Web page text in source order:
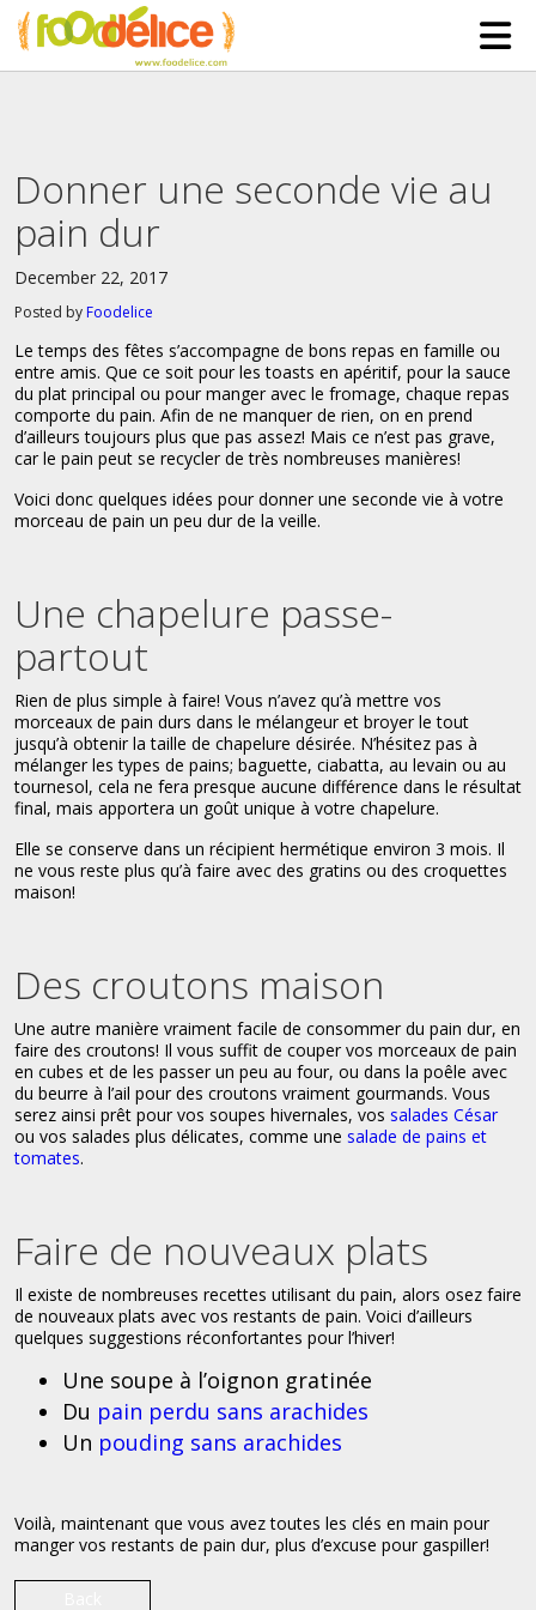
SERVICES
CONTACT
Donner une seconde vie au
pain dur
December 22, 2017
Posted by Foodelice
Le temps des fêtes s’accompagne de bons repas en famille ou
entre amis. Que ce soit pour les toasts en apéritif, pour la sauce
du plat principal ou pour manger avec le fromage, chaque repas
comporte du pain. Afin de ne manquer de rien, on en prend
d’ailleurs toujours plus que pas assez! Mais ce n’est pas grave,
car le pain peut se recycler de très nombreuses manières!
Voici donc quelques idées pour donner une seconde vie à votre
morceau de pain un peu dur de la veille.
Une chapelure passe-
partout
Rien de plus simple à faire! Vous n’avez qu’à mettre vos
morceaux de pain durs dans le mélangeur et broyer le tout
jusqu’à obtenir la taille de chapelure désirée. N’hésitez pas à
mélanger les types de pains; baguette, ciabatta, au levain ou au
tournesol, cela ne fera presque aucune différence dans le résultat
final, mais apportera un goût unique à votre chapelure.
Elle se conserve dans un récipient hermétique environ 3 mois. Il
ne vous reste plus qu’à faire avec des gratins ou des croquettes
maison!
Des croutons maison
Une autre manière vraiment facile de consommer du pain dur, en
faire des croutons! Il vous suffit de couper vos morceaux de pain
en cubes et de les passer un peu au four, ou dans la poêle avec
du beurre à l’ail pour des croutons vraiment gourmands. Vous
serez ainsi prêt pour vos soupes hivernales, vos salades César
ou vos salades plus délicates, comme une salade de pains et
tomates.
Faire de nouveaux plats
Il existe de nombreuses recettes utilisant du pain, alors osez faire
de nouveaux plats avec vos restants de pain. Voici d’ailleurs
quelques suggestions réconfortantes pour l’hiver!
Une soupe à l’oignon gratinée
Du pain perdu sans arachides
Un pouding sans arachides
Voilà, maintenant que vous avez toutes les clés en main pour
manger vos restants de pain dur, plus d’excuse pour gaspiller!